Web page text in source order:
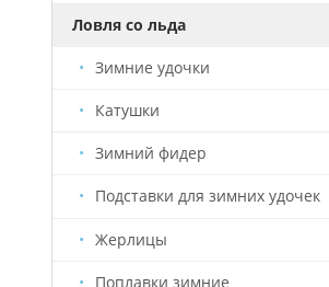
Ловля со льда
Зимние удочки
Катушки
Зимний фидер
Подставки для зимних удочек
Жерлицы
Поплавки зимние
Раттлины "LU-I" - (#1) - 70мм - 6.6г